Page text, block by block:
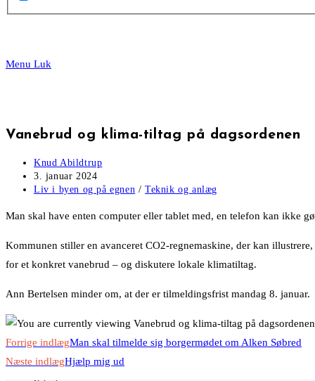
Menu Luk
Vanebrud og klima-tiltag på dagsordenen
Post
author:
Knud Abildtrup
Post
published:
3. januar 2024
Post
Liv i byen og på egnen / Teknik og anlæg
Man skal have enten computer eller tablet med, en telefon kan ikke
Kommunen stiller en avanceret CO2-regnemaskine, der kan
for et konkret vanebrud – og diskutere lokale klimatiltag.
Ann Bertelsen minder om, at der er tilmeldingsfrist mandag 8. januar.
Read
more
Forrige indlægMan skal tilmelde sig borgermødet om Alken Søbred
Næste indlægHjælp mig ud